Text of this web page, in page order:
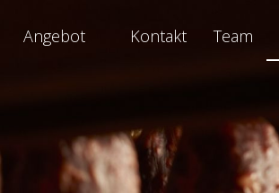
Angebot Kontakt Team